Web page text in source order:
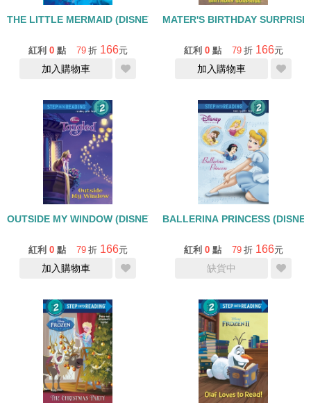
THE LITTLE MERMAID (DISNEY PRINCESS)S CAN (DISNEY
紅利 0 點 79 折 166元
加入購物車
MATER'S BIRTHDAY
紅利 0 點 79 折 166元
加入購物車
OUTSIDE MY WINDOW (DISNEY TANGLED)/STEP INTO
紅利 0 點 79 折 166元
加入購物車
BALLERINA PRINCESS
紅利 0 點 79 折 166元
缺貨中